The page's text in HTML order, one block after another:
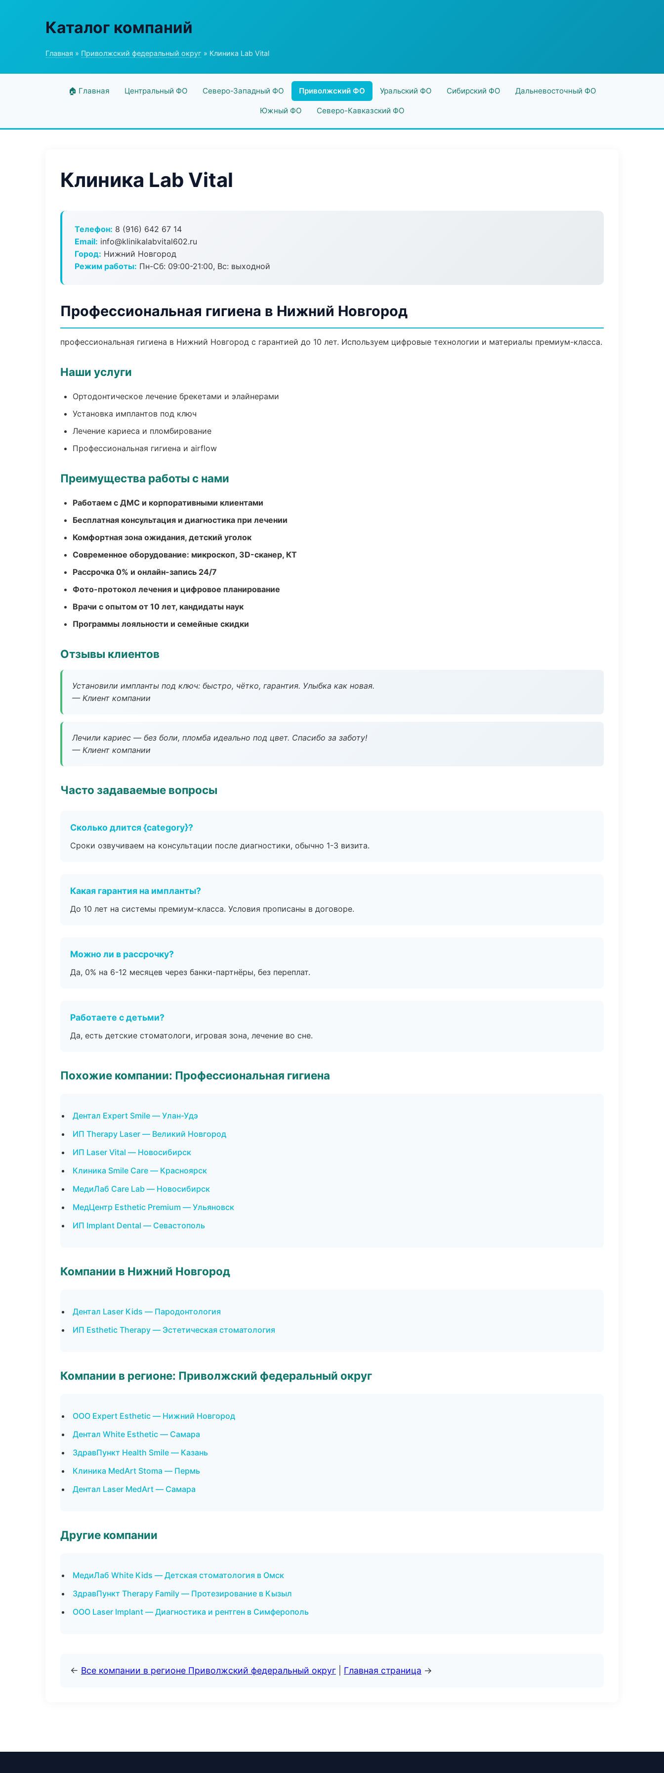
Каталог компаний
Главная » Приволжский федеральный округ » Клиника Lab Vital
🏠 Главная Центральный ФО Северо-Западный ФО Приволжский ФО Уральский ФО Сибирский ФО Дальневосточный ФО
Южный ФО Северо-Кавказский ФО
Клиника Lab Vital
Телефон: 8 (916) 642 67 14
Email: info@klinikalabvital602.ru
Город: Нижний Новгород
Режим работы: Пн-Сб: 09:00-21:00, Вс: выходной
Профессиональная гигиена в Нижний Новгород
профессиональная гигиена в Нижний Новгород с гарантией до 10 лет. Используем цифровые технологии и материалы премиум-класса.
Наши услуги
Ортодонтическое лечение брекетами и элайнерами
Установка имплантов под ключ
Лечение кариеса и пломбирование
Профессиональная гигиена и airflow
Преимущества работы с нами
Работаем с ДМС и корпоративными клиентами
Бесплатная консультация и диагностика при лечении
Комфортная зона ожидания, детский уголок
Современное оборудование: микроскоп, 3D-сканер, КТ
Рассрочка 0% и онлайн-запись 24/7
Фото-протокол лечения и цифровое планирование
Врачи с опытом от 10 лет, кандидаты наук
Программы лояльности и семейные скидки
Отзывы клиентов
Установили импланты под ключ: быстро, чётко, гарантия. Улыбка как новая.
— Клиент компании
Лечили кариес — без боли, пломба идеально под цвет. Спасибо за заботу!
— Клиент компании
Часто задаваемые вопросы
Сколько длится {category}?
Сроки озвучиваем на консультации после диагностики, обычно 1-3 визита.
Какая гарантия на импланты?
До 10 лет на системы премиум-класса. Условия прописаны в договоре.
Можно ли в рассрочку?
Да, 0% на 6-12 месяцев через банки-партнёры, без переплат.
Работаете с детьми?
Да, есть детские стоматологи, игровая зона, лечение во сне.
Похожие компании: Профессиональная гигиена
Дентал Expert Smile — Улан-Удэ
ИП Therapy Laser — Великий Новгород
ИП Laser Vital — Новосибирск
Клиника Smile Care — Красноярск
МедиЛаб Care Lab — Новосибирск
МедЦентр Esthetic Premium — Ульяновск
ИП Implant Dental — Севастополь
Компании в Нижний Новгород
Дентал Laser Kids — Пародонтология
ИП Esthetic Therapy — Эстетическая стоматология
Компании в регионе: Приволжский федеральный округ
ООО Expert Esthetic — Нижний Новгород
Дентал White Esthetic — Самара
ЗдравПункт Health Smile — Казань
Клиника MedArt Stoma — Пермь
Дентал Laser MedArt — Самара
Другие компании
МедиЛаб White Kids — Детская стоматология в Омск
ЗдравПункт Therapy Family — Протезирование в Кызыл
ООО Laser Implant — Диагностика и рентген в Симферополь
← Все компании в регионе Приволжский федеральный округ Главная страница →